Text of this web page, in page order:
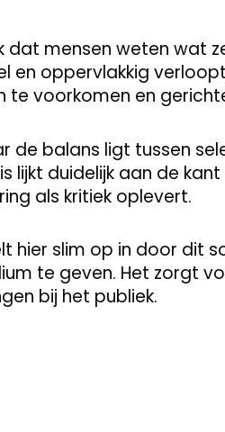
dat mensen weten wat
en oppervlakkig
te voorkomen en
de balans ligt tussen
lijkt duidelijk aan de
als kritiek oplevert.
hier slim op in door dit
te geven. Het zorgt
bij het publiek.